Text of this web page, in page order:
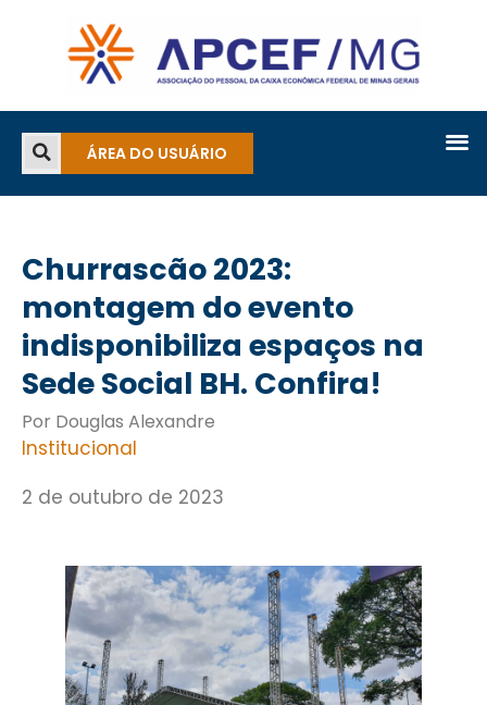
ÁREA DO USUÁRIO
Churrascão 2023:
montagem do evento
indisponibiliza espaços na
Sede Social BH. Confira!
Por Douglas Alexandre
Institucional
2 de outubro de 2023